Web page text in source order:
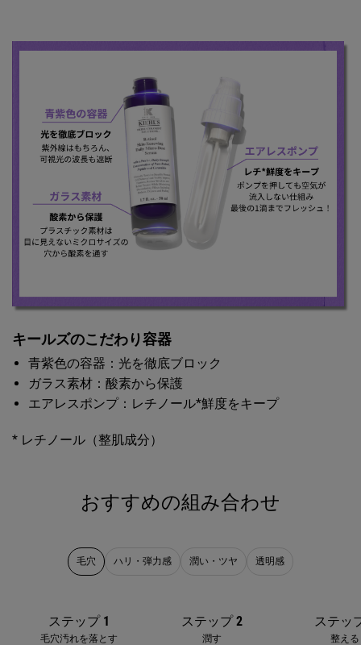
キールズのこだわり容器
青紫色の容器：光を徹底ブロック
ガラス素材：酸素から保護
エアレスポンプ：レチノール*鮮度をキープ
* レチノール（整肌成分）
PDP Complete Your Routineおすすめの組み合わせ
毛穴 ハリ・弾力感 潤い・ツヤ 透明感
ステップ 1
毛穴汚れを落とす
ステップ 2
潤す
ステッ
整える